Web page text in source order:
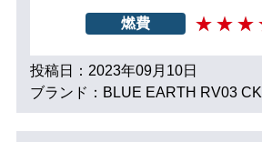
燃費
投稿日：2023年09月10日
ブランド：BLUE EARTH RV03 CK